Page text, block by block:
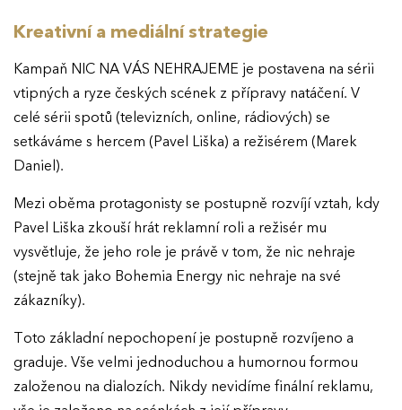
Kreativní a mediální strategie
Kampaň NIC NA VÁS NEHRAJEME je postavena na sérii
vtipných a ryze českých scének z přípravy natáčení. V
celé sérii spotů (televizních, online, rádiových) se
setkáváme s hercem (Pavel Liška) a režisérem (Marek
Daniel).
Mezi oběma protagonisty se postupně rozvíjí vztah, kdy
Pavel Liška zkouší hrát reklamní roli a režisér mu
vysvětluje, že jeho role je právě v tom, že nic nehraje
(stejně tak jako Bohemia Energy nic nehraje na své
zákazníky).
Toto základní nepochopení je postupně rozvíjeno a
graduje. Vše velmi jednoduchou a humornou formou
založenou na dialozích. Nikdy nevidíme finální reklamu,